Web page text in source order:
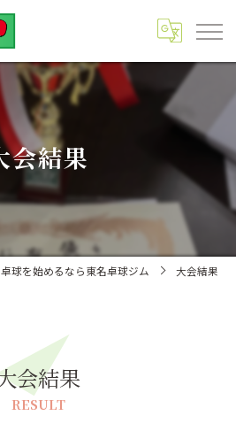
会結果
球を始めるなら東名卓球ジム 大会結果
会結果
RESULT